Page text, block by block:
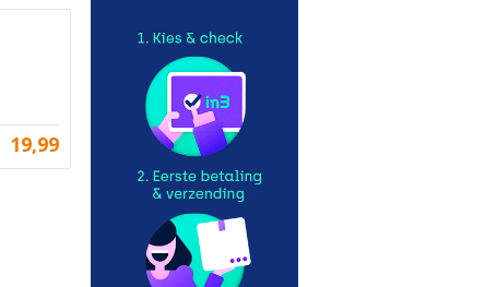
19,99